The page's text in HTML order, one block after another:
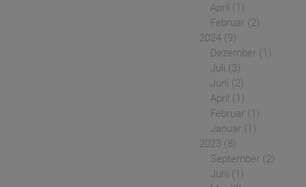
April
1
Februar 2
2024 9
Dezember 1
Juli
3
Juni
2
April
1
Februar 1
Januar 1
2023
8
September 2
Juni
1